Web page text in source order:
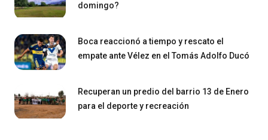
domingo?
Boca reaccionó a tiempo y rescato el
empate ante Vélez en el Tomás Adolfo Ducó
Recuperan un predio del barrio 13 de Enero
para el deporte y recreación